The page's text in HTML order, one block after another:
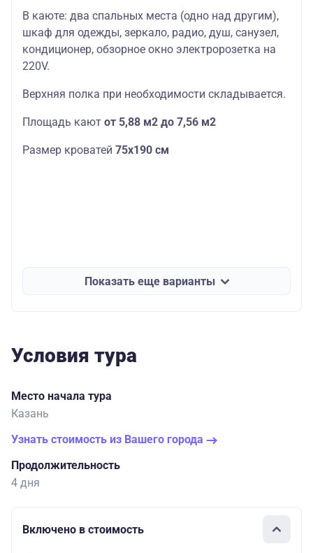
В каюте: два спальных места (одно над другим),
шкаф для одежды, зеркало, радио, душ, санузел,
кондиционер, обзорное окно электророзетка на
220V.
Верхняя полка при необходимости складывается.
Площадь кают от 5,88 м2 до 7,56 м2
Размер кроватей 75х190 см
Показать еще варианты
Условия тура
Место начала тура
Казань
Узнать стоимость из Вашего города
Продолжительность
4 дня
Включено в стоимость